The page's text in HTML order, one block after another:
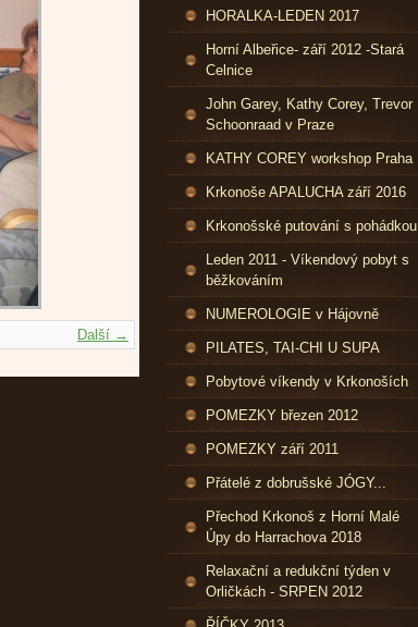
Další →
HORALKA-LEDEN 2017
Horní Albeřice- září 2012 -Stará
Celnice
John Garey, Kathy Corey, Trevor
Schoonraad v Praze
KATHY COREY workshop Praha
Krkonoše APALUCHA září 2016
Krkonošské putování s pohádkou
Leden 2011 - Víkendový pobyt s
běžkováním
NUMEROLOGIE v Hájovně
PILATES, TAI-CHI U SUPA
Pobytové víkendy v Krkonoších
POMEZKY březen 2012
POMEZKY září 2011
Přátelé z dobrušské JÓGY...
Přechod Krkonoš z Horní Malé
Úpy do Harrachova 2018
Relaxační a redukční týden v
Orličkách - SRPEN 2012